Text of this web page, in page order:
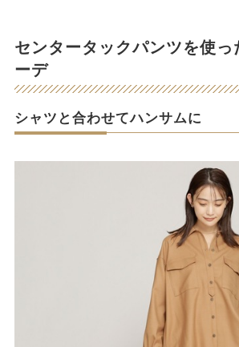
センタータックパンツを使っ
ーデ
シャツと合わせてハンサムに